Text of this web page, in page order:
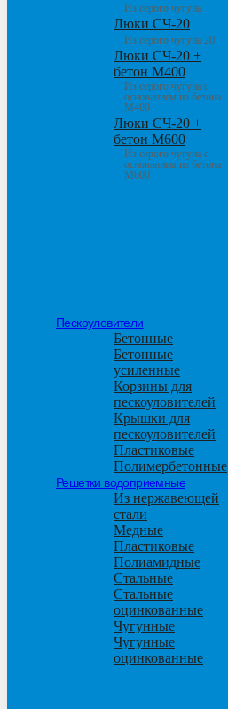
Из серого чугуна
Люки СЧ-20
Из серого чугуна 20
Люки СЧ-20 +
бетон М400
Из серого чугуна с
основанием из бетона
М400
Люки СЧ-20 +
бетон М600
Из серого чугуна с
основанием из бетона
М600
Пескоуловители
Бетонные
Бетонные
усиленные
Корзины для
пескоуловителей
Крышки для
пескоуловителей
Пластиковые
Полимербетонные
Решетки водоприемные
Из нержавеющей
стали
Медные
Пластиковые
Полиамидные
Стальные
Стальные
оцинкованные
Чугунные
Чугунные
оцинкованные